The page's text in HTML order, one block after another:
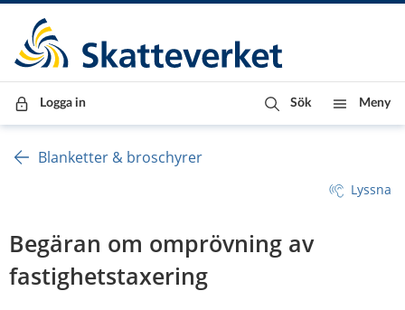
Till innehåll
Till navigationen
Till chattrobot
Logga in Sök Meny
Blanketter & broschyrer
Lyssna
Begäran om omprövning av
fastighetstaxering